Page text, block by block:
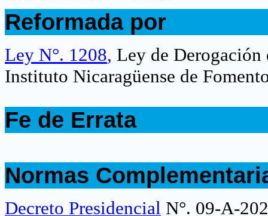
Reformada por
Ley N°. 1208, Ley de
Instituto Nicaragüense de
Fe de Errata
Normas
Decreto Presidencial N°. 09-A-